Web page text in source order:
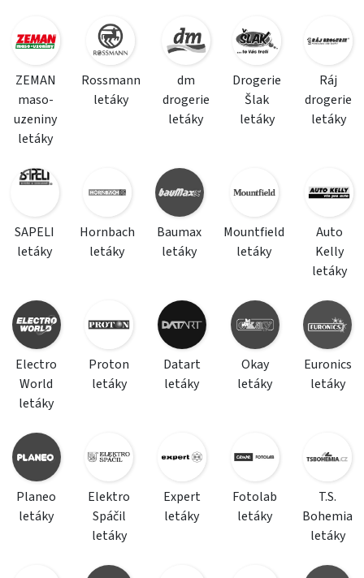
ZEMAN
maso-
uzeniny
letáky
Rossmann
letáky
dm
drogerie
letáky
Drogerie
Šlak
letáky
Ráj
drogerie
letáky
SAPELI
letáky
Hornbach
letáky
Baumax
letáky
Mountfield
letáky
Auto
Kelly
letáky
Electro
World
letáky
Proton
letáky
Datart
letáky
Okay
letáky
Euronics
letáky
Planeo
letáky
Elektro
Spáčil
letáky
Expert
letáky
Fotolab
letáky
T.S.
Bohemia
letáky